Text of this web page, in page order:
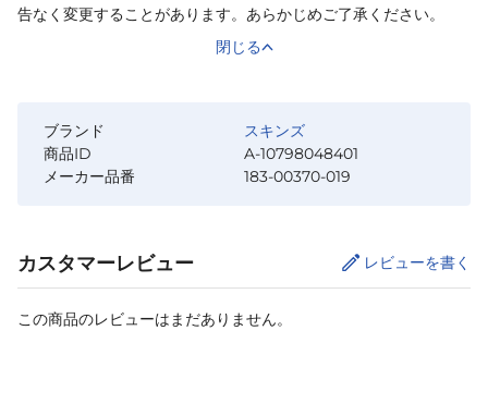
告なく変更することがあります。あらかじめご了承ください。
閉じる
ブランド
スキンズ
商品ID
A-10798048401
メーカー品番
183-00370-019
カスタマーレビュー レビューを書く
この商品のレビューはまだありません。